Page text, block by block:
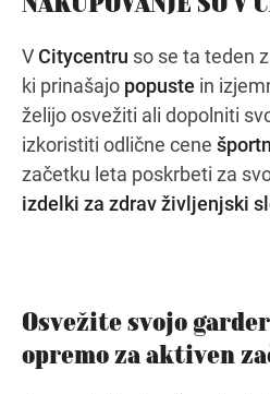
Navodila
VCitycentru so se ta teden
ki prinašajo popuste in
želijo osvežiti ali dopolniti
izkoristiti odlične cene
začetku leta poskrbeti za
izdelki za zdrav življenjski
Osvežite svojo
opremo za aktiven